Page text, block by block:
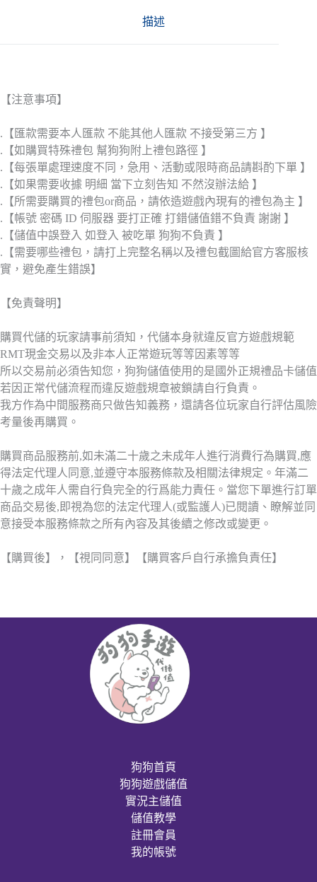
描述
【注意事項】
.【匯款需要本人匯款 不能其他人匯款 不接受第三方 】
.【如購買特殊禮包 幫狗狗附上禮包路徑 】
.【每張單處理速度不同，急用、活動或限時商品請斟酌下單 】
.【如果需要收據 明細 當下立刻告知 不然沒辦法給 】
.【所需要購買的禮包or商品，請依造遊戲內現有的禮包為主 】
.【帳號 密碼 ID 伺服器 要打正確 打錯儲值錯不負責 謝謝 】
.【儲值中誤登入 如登入 被吃單 狗狗不負責 】
.【需要哪些禮包，請打上完整名稱以及禮包截圖給官方客服核
實，避免產生錯誤】
【免責聲明】
購買代儲的玩家請事前須知，代儲本身就違反官方遊戲規範
RMT現金交易以及非本人正常遊玩等等因素等等
所以交易前必須告知您，狗狗儲值使用的是國外正規禮品卡儲值
若因正常代儲流程而違反遊戲規章被鎖請自行負責。
我方作為中間服務商只做告知義務，還請各位玩家自行評估風險
考量後再購買。
購買商品服務前,如未滿二十歲之未成年人進行消費行為購買,應
得法定代理人同意,並遵守本服務條款及相關法律規定。年滿二
十歲之成年人需自行負完全的行爲能力責任。當您下單進行訂單
商品交易後,即視為您的法定代理人(或監護人)已閱讀、瞭解並同
意接受本服務條款之所有內容及其後續之修改或變更。
【購買後】，【視同同意】【購買客戶自行承擔負責任】
狗狗首頁
狗狗遊戲儲值
實況主儲值
儲值教學
註冊會員
我的帳號